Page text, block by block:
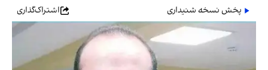
پخش نسخه شنیداری
اشتراک‌گذاری